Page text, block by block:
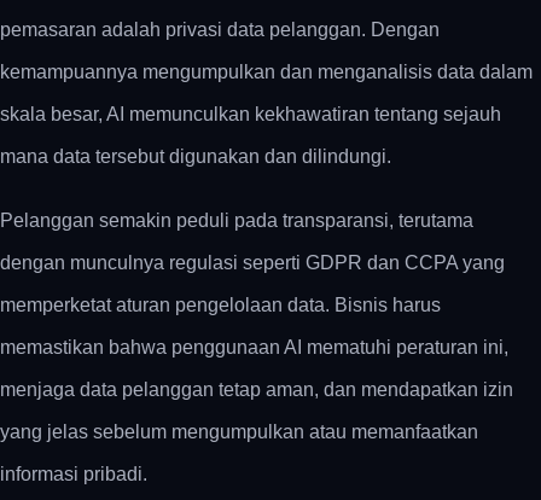
pemasaran adalah privasi data pelanggan. Dengan
kemampuannya mengumpulkan dan menganalisis data dalam
skala besar, AI memunculkan kekhawatiran tentang sejauh
mana data tersebut digunakan dan dilindungi.
Pelanggan semakin peduli pada transparansi, terutama
dengan munculnya regulasi seperti GDPR dan CCPA yang
memperketat aturan pengelolaan data. Bisnis harus
memastikan bahwa penggunaan AI mematuhi peraturan ini,
menjaga data pelanggan tetap aman, dan mendapatkan izin
yang jelas sebelum mengumpulkan atau memanfaatkan
informasi pribadi.